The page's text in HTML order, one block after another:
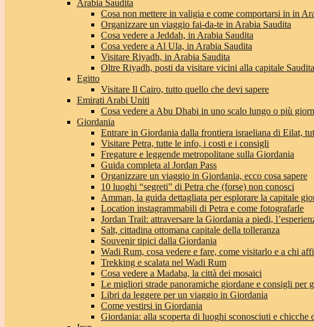
Arabia Saudita
Cosa non mettere in valigia e come comportarsi in in
Organizzare un viaggio fai-da-te in Arabia Saudita
Cosa vedere a Jeddah, in Arabia Saudita
Cosa vedere a Al Ula, in Arabia Saudita
Visitare Riyadh, in Arabia Saudita
Oltre Riyadh, posti da visitare vicini alla capitale Saudita
Egitto
Visitare Il Cairo, tutto quello che devi sapere
Emirati Arabi Uniti
Cosa vedere a Abu Dhabi in uno scalo lungo o più
Giordania
Entrare in Giordania dalla frontiera israeliana di Eilat,
Visitare Petra, tutte le info, i costi e i consigli
Fregature e leggende metropolitane sulla Giordania
Guida completa al Jordan Pass
Organizzare un viaggio in Giordania, ecco cosa sapere
10 luoghi “segreti” di Petra che (forse) non conosci
Amman, la guida dettagliata per esplorare la capitale
Location instagrammabili di Petra e come fotografarle
Jordan Trail: attraversare la Giordania a piedi,
Salt, cittadina ottomana capitale della tolleranza
Souvenir tipici dalla Giordania
Wadi Rum, cosa vedere e fare, come visitarlo e a chi
Trekking e scalata nel Wadi Rum
Cosa vedere a Madaba, la città dei mosaici
Le migliori strade panoramiche giordane e consigli per
Libri da leggere per un viaggio in Giordania
Come vestirsi in Giordania
Giordania: alla scoperta di luoghi sconosciuti e chicche